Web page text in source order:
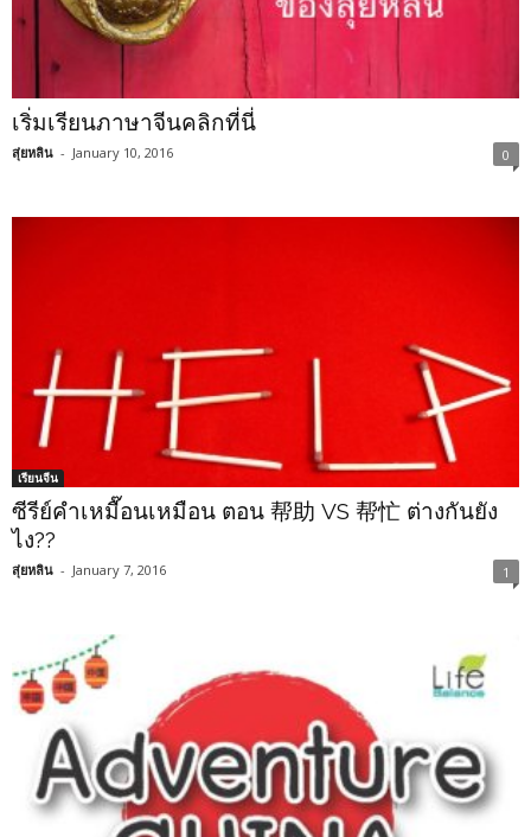
เริ่มเรียนภาษาจีนคลิกที่นี่
สุ่ยหลิน - January 10, 2016 0
เรียนจีน
ซีรีย์คำเหมื๊อนเหมือน ตอน 帮助 VS 帮忙 ต่างกันยัง
ไง??
สุ่ยหลิน - January 7, 2016 1